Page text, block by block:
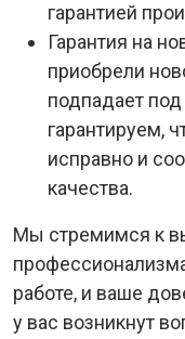
гарантией
Гарантия на
приобрели
подпадает
гарантируем,
исправно и
качества.
Мы стремимся к
работе, и ваше
у вас возникнут